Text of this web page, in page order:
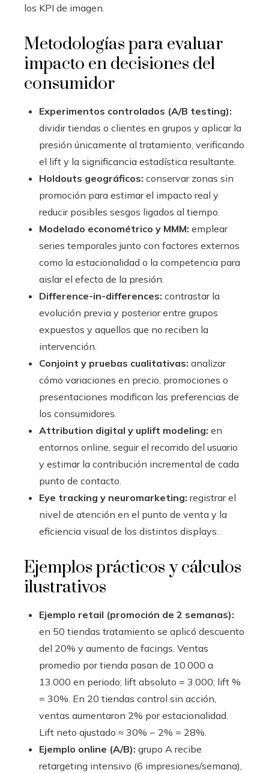
los KPI de imagen.
Metodologías para evaluar
impacto en decisiones del
consumidor
Experimentos controlados (A/B testing):
dividir tiendas o clientes en grupos y aplicar la
presión únicamente al tratamiento, verificando
el lift y la significancia estadística resultante.
Holdouts geográficos: conservar zonas sin
promoción para estimar el impacto real y
reducir posibles sesgos ligados al tiempo.
Modelado econométrico y MMM: emplear
series temporales junto con factores externos
como la estacionalidad o la competencia para
aislar el efecto de la presión.
Difference-in-differences: contrastar la
evolución previa y posterior entre grupos
expuestos y aquellos que no reciben la
intervención.
Conjoint y pruebas cualitativas: analizar
cómo variaciones en precio, promociones o
presentaciones modifican las preferencias de
los consumidores.
Attribution digital y uplift modeling: en
entornos online, seguir el recorrido del usuario
y estimar la contribución incremental de cada
punto de contacto.
Eye tracking y neuromarketing: registrar el
nivel de atención en el punto de venta y la
eficiencia visual de los distintos displays.
Ejemplos prácticos y cálculos
ilustrativos
Ejemplo retail (promoción de 2 semanas):
en 50 tiendas tratamiento se aplicó descuento
del 20% y aumento de facings. Ventas
promedio por tienda pasan de 10.000 a
13.000 en periodo; lift absoluto = 3.000; lift %
= 30%. En 20 tiendas control sin acción,
ventas aumentaron 2% por estacionalidad.
Lift neto ajustado ≈ 30% − 2% = 28%.
Ejemplo online (A/B): grupo A recibe
retargeting intensivo (6 impresiones/semana),